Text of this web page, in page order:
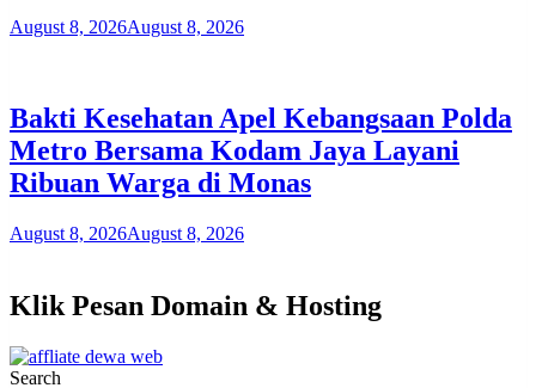
August 8, 2026August 8, 2026
Bakti Kesehatan Apel Kebangsaan Polda
Metro Bersama Kodam Jaya Layani
Ribuan Warga di Monas
August 8, 2026August 8, 2026
Klik Pesan Domain & Hosting
Search